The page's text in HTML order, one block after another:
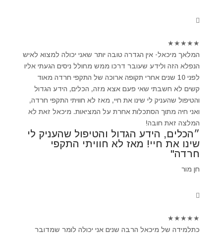
★
★
★
★
★
המלאך מיכאל- אין הגדרה טובה יותר שאני יכולה למצוא לאיש
הנפלא הזה ולידע שעובר דרכו ממש מחולל ניסים הגעתי אליו
לפני 10 שנים אחרי תקופה ארוכה של התקפי חרדה מאוד
קשים לא חשבתי שאי פעם אצא מזה, הכלים, הידע הגדול
והטיפול שהעניק לי שינו את חיי, מאז לא חוויתי התקפי חרדה,
ואני חיה מתוך הסתכלות אחרת על המציאות. מיכאל זאת לא
המלצה זאת חובה!
״הכלים, הידע הגדול והטיפול שהעניק לי
שינו את חיי! מאז לא חוויתי התקפי
חרדה"
חן מור
★
★
★
★
★
כתלמידה של מיכאל הרבה שנים אני יכולה לומר שמדובר